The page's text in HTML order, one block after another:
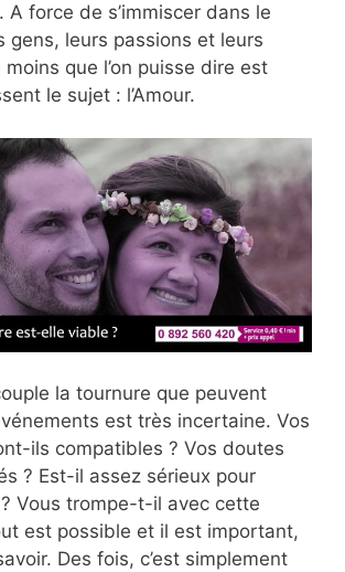
A force de s’immiscer dans le
gens, leurs passions et leurs
que l’on puisse dire est
le sujet : l’Amour.
la tournure que peuvent
est très incertaine. Vos
ils compatibles ? Vos doutes
? Est-il assez sérieux pour
Vous trompe-t-il avec cette
est possible et il est important,
Des fois, c’est simplement